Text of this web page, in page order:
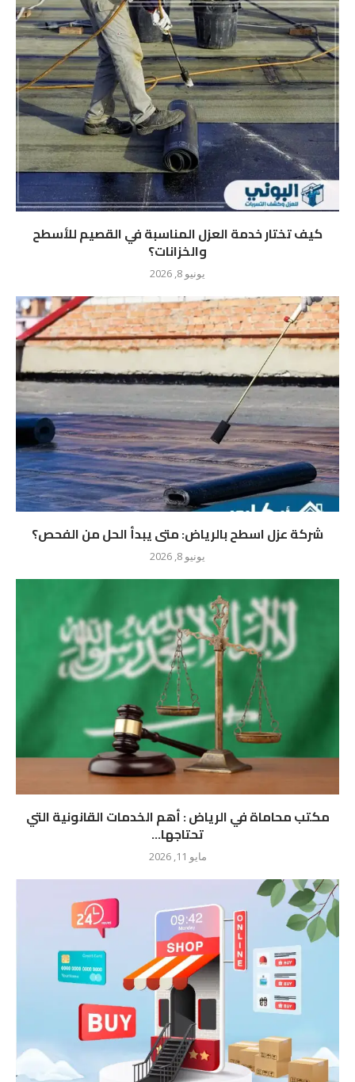
كيف تختار خدمة العزل المناسبة في القصيم للأسطح
والخزانات؟
يونيو 8, 2026
شركة عزل اسطح بالرياض: متى يبدأ الحل من الفحص؟
يونيو 8, 2026
مكتب محاماة في الرياض : أهم الخدمات القانونية التي
تحتاجها...
مايو 11, 2026